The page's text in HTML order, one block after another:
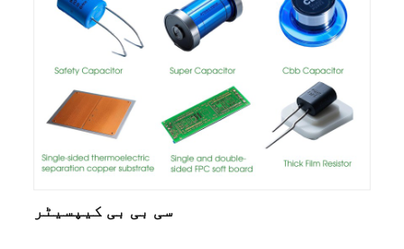
سی بی بی کیپسیٹر